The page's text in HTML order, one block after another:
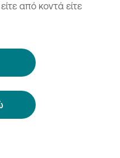
από κοντά είτε